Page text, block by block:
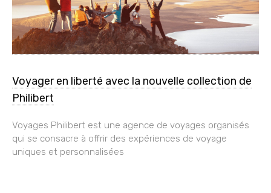
Voyager en liberté avec la nouvelle collection de
Philibert
Voyages Philibert est une agence de voyages organisés
qui se consacre à offrir des expériences de voyage
uniques et personnalisées